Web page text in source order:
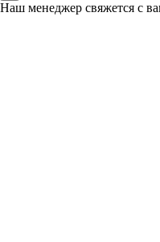
Наш менеджер свяжется с